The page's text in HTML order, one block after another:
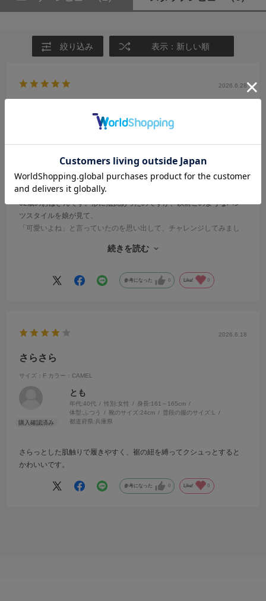
絞り込み 表示：新しい順
2026.6.28
たかな
体型:ふつう 靴のサイズ: ～23cm
普段の服のサイズ:
宮崎県
62歳のおばさんです。形に抵抗あったのですが、以前このようなパン
ツスタイルを娘が見て、
「可愛いよね」と言っていたのを思い出して、チャレンジしてみまし
トロンとした形も、優しい肌触りも気に入り、３日間連続で着ていま
また、店員さんの対応もものすごく良くて、終始笑顔で、私が何か伝
えるごとに「ありがとうございます」と丁寧に答えてから、ご自身の
続きを読む
参考になった 0 Like! 0
2026.6.18
さらさら
サイズ：F カラー：CAMEL
とも
年代:40代 性別:女性 身長:161～165cm
体型: ふつう 靴のサイズ:24cm 普段の服のサイズ:L
都道府県: 兵庫県
さらっとした肌触りで履きやすく、裾の紐を縛ってクシュっとすると
かわいいです。
参考になった 0 Like! 0